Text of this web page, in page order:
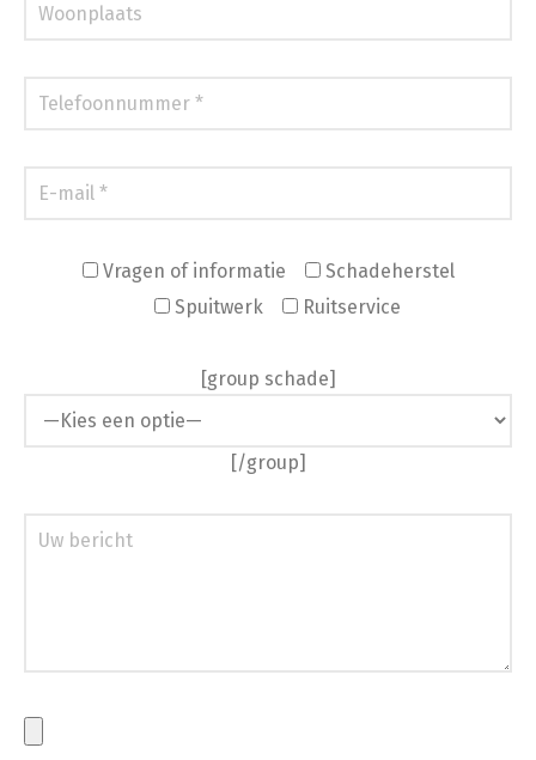
Vragen of informatie
Schadeherstel
Spuitwerk
Ruitservice
[group schade]
[/group]